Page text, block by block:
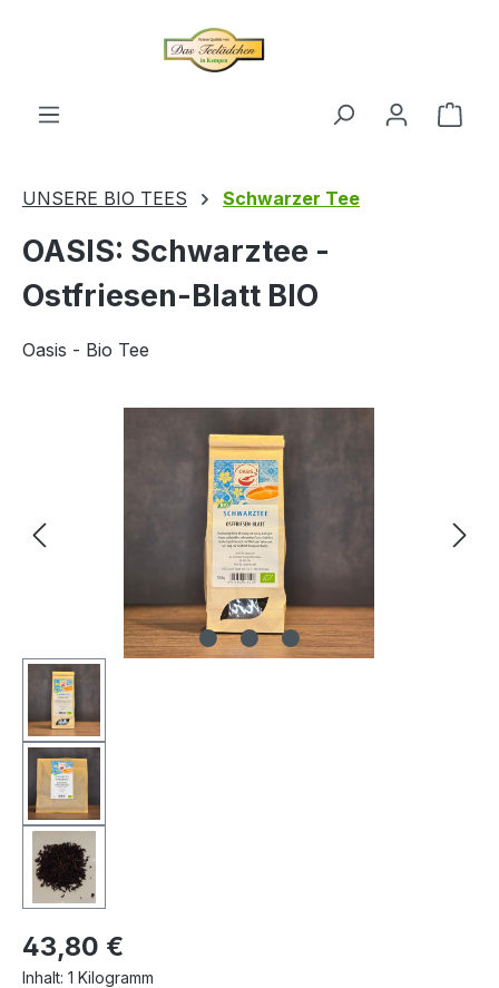
UNSERE BIO TEES Schwarzer Tee
OASIS: Schwarztee -
Ostfriesen-Blatt BIO
Oasis - Bio Tee
43,80 €
Inhalt: 1 Kilogramm